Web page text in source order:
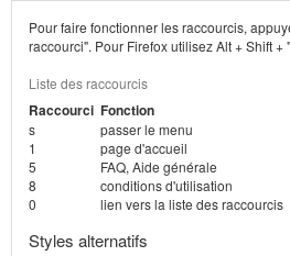
Pour faire fonctionner les raccourcis,
raccourci". Pour Firefox utilisez Alt + Shift +
Liste des raccourcis
Raccourci Fonction
s
passer le menu
1
page d'accueil
5
FAQ, Aide générale
8
conditions d'utilisation
0
lien vers la liste des raccourcis
Styles alternatifs